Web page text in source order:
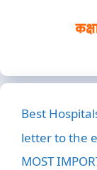
Best
letter to the
MOST